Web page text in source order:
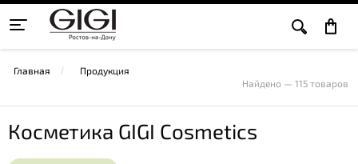
Главная
Продукция
Найдено — 115 товаров
Косметика GIGI Cosmetics